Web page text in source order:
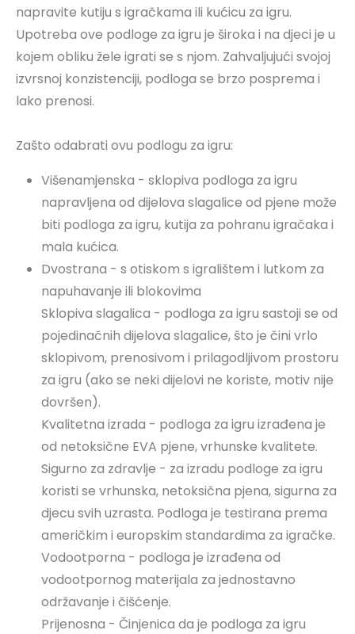
napravite kutiju s igračkama ili kućicu za igru.
Upotreba ove podloge za igru ​​je široka i na djeci je u
kojem obliku žele igrati se s njom. Zahvaljujući svojoj
izvrsnoj konzistenciji, podloga se brzo posprema i
lako prenosi.
Zašto odabrati ovu podlogu za igru:
Višenamjenska - sklopiva podloga za igru ​​
napravljena od dijelova slagalice od pjene može
biti podloga za igru, kutija za pohranu igračaka i
mala kućica.
Dvostrana - s otiskom s igralištem i lutkom za
napuhavanje ili blokovima
Sklopiva slagalica - podloga za igru ​​sastoji se od
pojedinačnih dijelova slagalice, što je čini vrlo
sklopivom, prenosivom i prilagodljivom prostoru
za igru ​​(ako se neki dijelovi ne koriste, motiv nije
dovršen).
Kvalitetna izrada - podloga za igru ​​izrađena je
od netoksične EVA pjene, vrhunske kvalitete.
Sigurno za zdravlje - za izradu podloge za igru ​​
koristi se vrhunska, netoksična pjena, sigurna za
djecu svih uzrasta. Podloga je testirana prema
američkim i europskim standardima za igračke.
Vodootporna - podloga je izrađena od
vodootpornog materijala za jednostavno
održavanje i čišćenje.
Prijenosna - Činjenica da je podloga za igru ​​